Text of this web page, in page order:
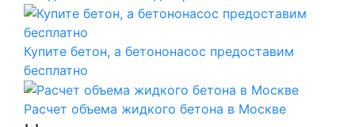
Купите бетон, а бетононасос предоставим
бесплатно
Расчет объема жидкого бетона в Москве